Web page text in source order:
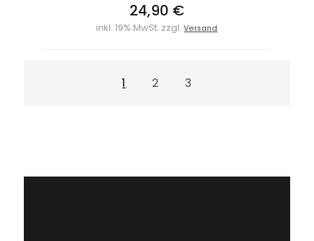
24,90 €
inkl. 19% MwSt. zzgl.Versand
1 2 3